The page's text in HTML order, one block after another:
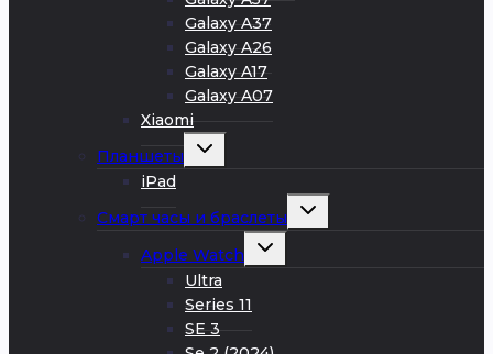
Galaxy A37
Galaxy A26
Galaxy A17
Galaxy A07
Xiaomi
Планшеты
Развернуть
iPad
Смарт часы и браслеты
Развернуть
Apple Watch
Развернуть
Ultra
Series 11
SE 3